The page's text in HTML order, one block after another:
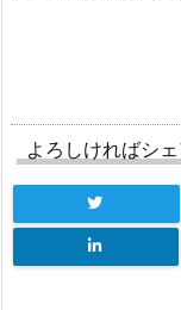
よろしければシ